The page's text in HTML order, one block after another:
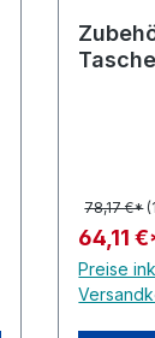
78,17 €*
64,11
Preise